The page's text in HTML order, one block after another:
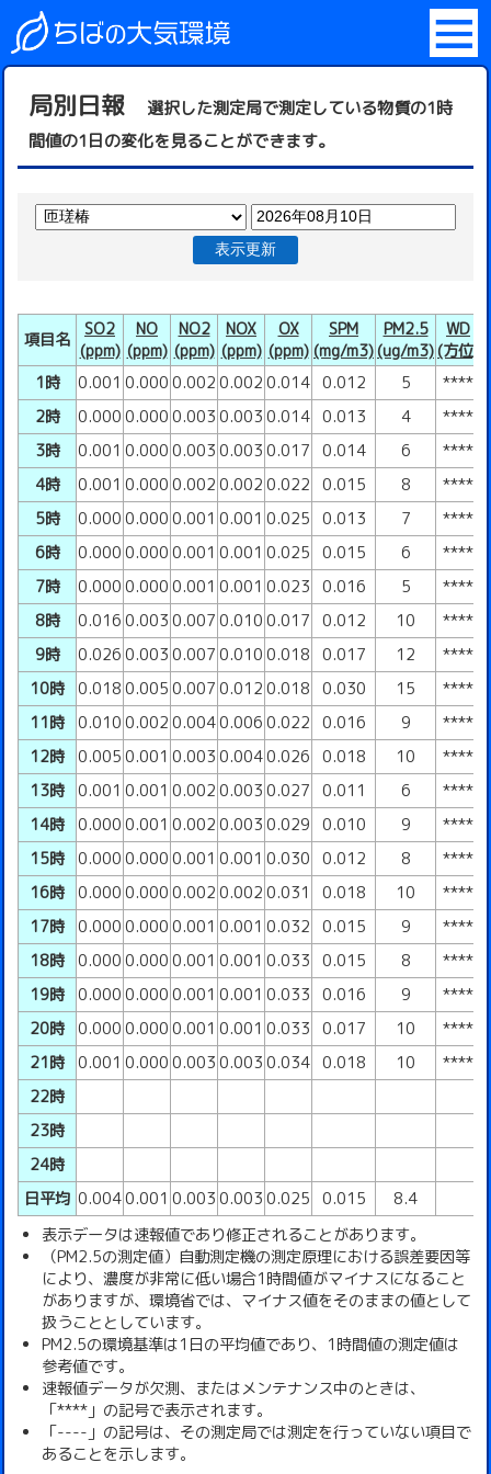
局別日報
選択した測定局で測定している物質の1時
間値の1日の変化を見ることができます。
表示更新
項目名
SO2
(ppm)
NO
(ppm)
NO2
(ppm)
NOX
(ppm)
OX
(ppm)
SPM
(mg/m3)
PM2.5
(ug/m3)
WD
(方位)
1時
0.001 0.000 0.002 0.002 0.014 0.012 5 ****
2時
0.000 0.000 0.003 0.003 0.014 0.013 4 ****
3時
0.001 0.000 0.003 0.003 0.017 0.014 6 ****
4時
0.001 0.000 0.002 0.002 0.022 0.015 8 ****
5時
0.000 0.000 0.001 0.001 0.025 0.013 7 ****
6時
0.000 0.000 0.001 0.001 0.025 0.015 6 ****
7時
0.000 0.000 0.001 0.001 0.023 0.016 5 ****
8時
0.016 0.003 0.007 0.010 0.017 0.012 10 ****
9時
0.026 0.003 0.007 0.010 0.018 0.017 12 ****
10時 0.018 0.005 0.007 0.012 0.018 0.030 15 ****
11時 0.010 0.002 0.0040.006 0.022 0.016 9 ****
12時 0.005 0.001 0.003 0.0040.026 0.018 10 ****
13時 0.001 0.001 0.002 0.003 0.027 0.011 6 ****
14時 0.000 0.001 0.002 0.003 0.029 0.010 9 ****
15時 0.000 0.000 0.001 0.001 0.030 0.012 8 ****
16時 0.000 0.000 0.002 0.002 0.031 0.018 10 ****
17時 0.000 0.000 0.001 0.001 0.032 0.015 9 ****
18時 0.000 0.000 0.001 0.001 0.033 0.015 8 ****
19時 0.000 0.000 0.001 0.001 0.033 0.016 9 ****
20時 0.000 0.000 0.001 0.001 0.033 0.017 10 ****
21時 0.001 0.000 0.003 0.003 0.034 0.018 10 ****
22時
23時
24時
日平均 0.0040.001 0.003 0.003 0.025 0.015
8.4
表示データは速報値であり修正されることがあります。
（PM2.5の測定値）自動測定機の測定原理における誤差要因等
により、濃度が非常に低い場合1時間値がマイナスになること
がありますが、環境省では、マイナス値をそのままの値として
扱うこととしています。
PM2.5の環境基準は1日の平均値であり、1時間値の測定値は
参考値です。
速報値データが欠測、またはメンテナンス中のときは、
「****」の記号で表示されます。
「----」の記号は、その測定局では測定を行っていない項目で
あることを示します。